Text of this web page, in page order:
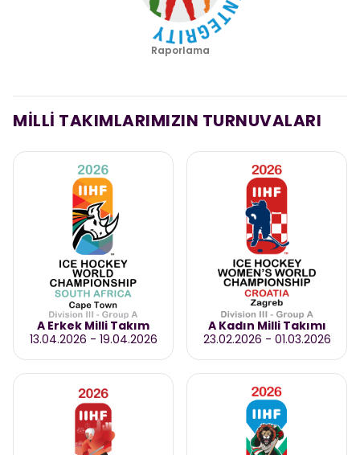
Raporlama
MİLLİ TAKIMLARIMIZIN TURNUVALARI
A Erkek Milli Takım
13.04.2026 - 19.04.2026
A Kadın Milli Takımı
23.02.2026 - 01.03.2026